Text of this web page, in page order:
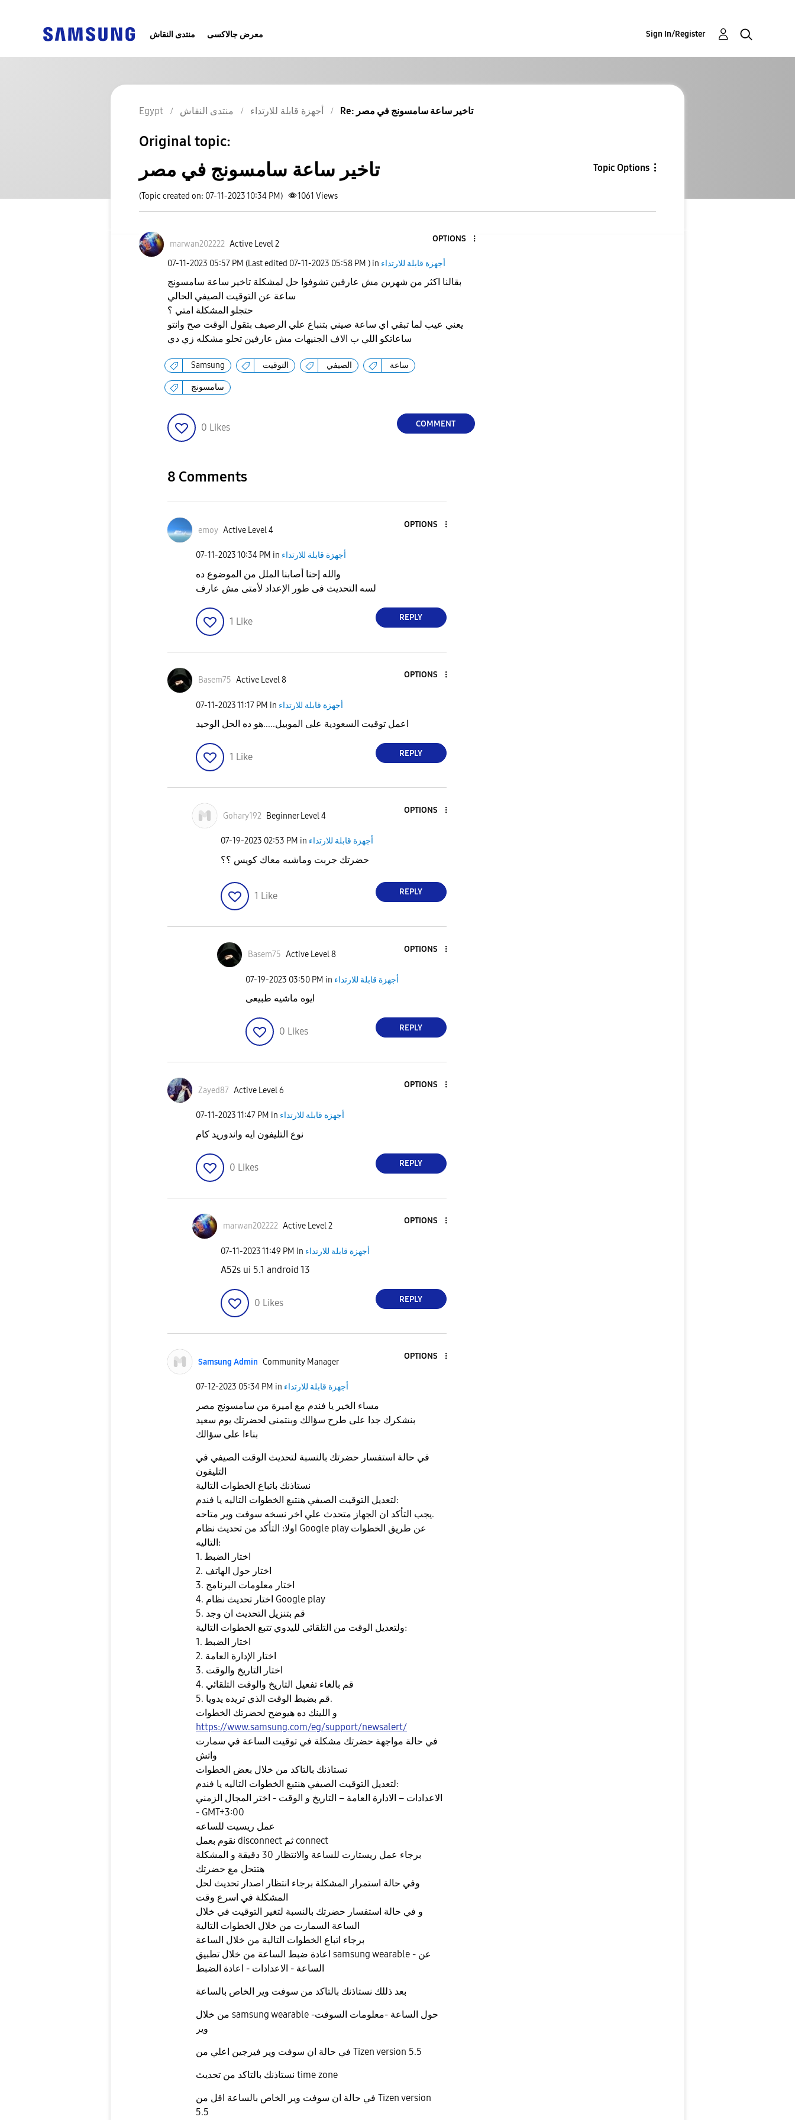
منتدى النقاش معرض جالاكسى Sign In/Register
Egypt منتدى النقاش أجهزة قابلة للارتداء Re: تاخير ساعة سامسونج في مصر
Original topic:
تاخير ساعة سامسونج في مصر Topic Options
(Topic created on: 07-11-2023 10:34 PM) 1061 Views
marwan202222 Active Level 2
OPTIONS
‎07-11-2023 05:57 PM (Last edited ‎07-11-2023 05:58 PM ) in أجهزة قابلة للارتداء
بقالنا اكثر من شهرين مش عارفين تشوفوا حل لمشكلة تاخير ساعة سامسونج
حتجلو المشكلة امتي ؟
يعني عيب لما تبقي اي ساعة صيني بتنباع علي الرصيف بتقول الوقت صح وانتو
ساعاتكو اللي ب الاف الجنيهات مش عارفين تحلو مشكله زي دي
Samsung التوقيت الصيفي ساعة
سامسونج
0 Likes COMMENT
8 Comments
emoy Active Level 4
OPTIONS
‎07-11-202310:34 PM in أجهزة قابلة للارتداء
والله إحنا أصابنا الملل من الموضوع ده
لسه التحديث فى طور الإعداد لأمتى مش عارف
1 Like REPLY
Basem75 Active Level 8
OPTIONS
‎07-11-202311:17 PM in أجهزة قابلة للارتداء
اعمل توقيت السعودية على الموبيل.....هو ده الحل الوحيد
1 Like REPLY
Gohary192 Beginner Level 4
OPTIONS
‎07-19-2023 02:53 PM in أجهزة قابلة للارتداء
حضرتك جربت وماشيه معاك كويس ؟؟
1 Like REPLY
Basem75 Active Level 8
OPTIONS
‎07-19-2023 03:50 PM in أجهزة قابلة للارتداء
ايوه ماشيه طبيعى
0 Likes REPLY
Zayed87 Active Level 6
OPTIONS
‎07-11-202311:47 PM in أجهزة قابلة للارتداء
نوع التليفون ايه واندوريد كام
0 Likes REPLY
marwan202222 Active Level 2
OPTIONS
‎07-11-202311:49 PM in أجهزة قابلة للارتداء
A52s ui 5.1 android 13
0 Likes REPLY
Samsung Admin Community Manager
OPTIONS
‎07-12-2023 05:34 PM in أجهزة قابلة للارتداء
مساء الخير يا فندم مع اميرة من سامسونج مصر
بنشكرك جدا على طرح سؤالك وبنتمنى لحضرتك يوم سعيد
بناءا على سؤالك
في حالة استفسار حضرتك بالنسبة لتحديث الوقت الصيفي في
التليفون
نستاذنك باتباع الخطوات التالية
لتعديل التوقيت الصيفي هنتبع الخطوات التاليه يا فندم:
يجب التأكد ان الجهاز متحدث علي اخر نسخه سوفت وير متاحه.
اولا: التأكد من تحديث نظام Google play عن طريق الخطوات
التاليه:
1. اختار الضبط
2. اختار حول الهاتف
3. اختار معلومات البرنامج
4. اختار تحديث نظام Google play
5. قم بتنزيل التحديث ان وجد
ولتعديل الوقت من التلقائي لليدوي تتبع الخطوات التالية:
1. اختار الضبط
2. اختار الإدارة العامة
3. اختار التاريخ والوقت
4. قم بالغاء تفعيل التاريخ والوقت التلقائي
5. قم بضبط الوقت الذي تريده يدويا.
و اللينك ده هيوضح لحضرتك الخطوات
https://www.samsung.com/eg/support/newsalert/
في حالة مواجهة حضرتك مشكلة في توقيت الساعة في سمارت
واتش
نستاذنك بالتاكد من خلال بعض الخطوات
لتعديل التوقيت الصيفي هنتبع الخطوات التاليه يا فندم:
الاعدادات – الادارة العامة – التاريخ و الوقت - اختر المجال الزمني
- GMT+3:00
عمل ريسيت للساعه
نقوم بعمل disconnect ثم connect
برجاء عمل ريستارت للساعة والانتظار 30 دقيقة و المشكلة
هتتحل مع حضرتك
وفي حالة استمرار المشكلة برجاء انتظار اصدار تحديث لحل
المشكلة في اسرع وقت
و في حالة استفسار حضرتك بالنسبة لتغير التوقيت في خلال
الساعة السمارت من خلال الخطوات التالية
برجاء اتباع الخطوات التالية من خلال الساعة
اعادة ضبط الساعة من خلال تطبيق samsung wearable - عن
الساعة - الاعدادات - اعادة الضبط
بعد ذللك نستاذنك بالتاكد من سوفت وير الخاص بالساعة
من خلال samsung wearable -حول الساعة -معلومات السوفت
وير
في حالة ان سوفت وير فيرجين اعلي من Tizen version 5.5
نستاذنك بالتاكد من تحديث time zone
في حالة ان سوفت وير الخاص بالساعة اقل من Tizen version
5.5